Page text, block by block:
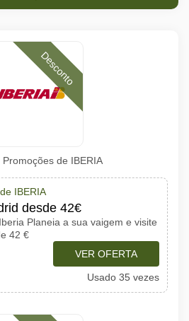
Desconto
de IBERIA
IBERIA
desde 42€
Planeia a sua vaigem e visite
42 €
VER OFERTA
Usado 35 vezes